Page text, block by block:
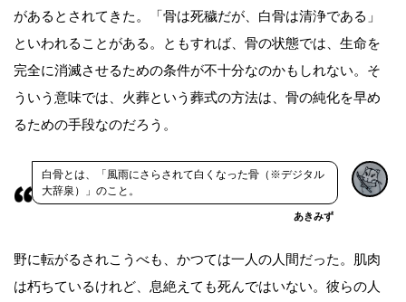
があるとされてきた。「骨は死穢だが、白骨は清浄である」
といわれることがある。ともすれば、骨の状態では、生命を
完全に消滅させるための条件が不十分なのかもしれない。そ
ういう意味では、火葬という葬式の方法は、骨の純化を早め
るための手段なのだろう。
白骨とは、「風雨にさらされて白くなった骨（※デジタル
大辞泉）」のこと。
あきみず
野に転がるされこうべも、かつては一人の人間だった。肌肉
は朽ちているけれど、息絶えても死んではいない。彼らの人